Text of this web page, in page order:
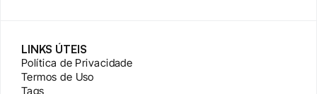
LINKS ÚTEIS
Política de Privacidade
Termos de Uso
Tags